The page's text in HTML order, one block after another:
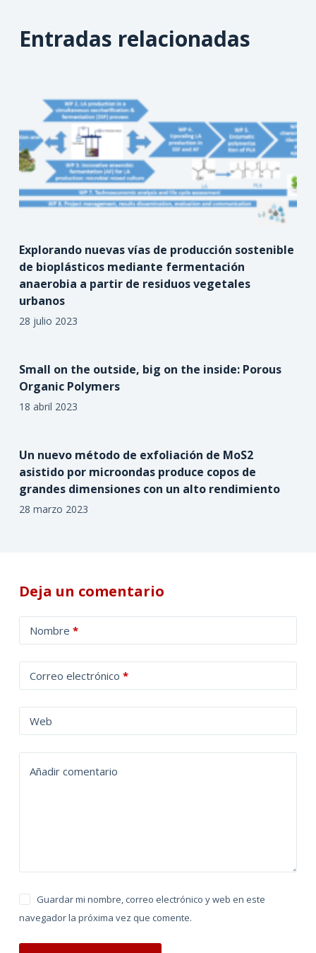
Entradas relacionadas
Explorando nuevas vías de producción sostenible
de bioplásticos mediante fermentación
anaerobia a partir de residuos vegetales
urbanos
28 julio 2023
Small on the outside, big on the inside: Porous
Organic Polymers
18 abril 2023
Un nuevo método de exfoliación de MoS2
asistido por microondas produce copos de
grandes dimensiones con un alto rendimiento
28 marzo 2023
Deja un comentario
Nombre *
Correo electrónico *
Web
Añadir comentario
Guardar mi nombre, correo electrónico y web en este
navegador la próxima vez que comente.
l
t
a
t